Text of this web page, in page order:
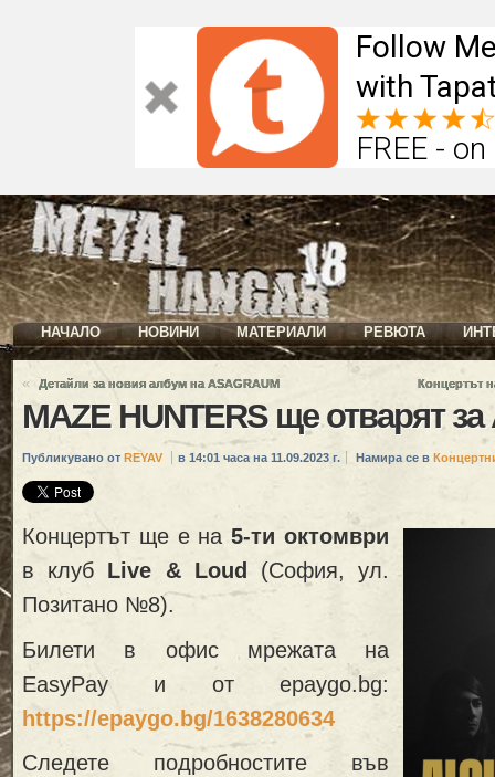
Follow
with
FREE -
НАЧАЛО НОВИНИ МАТЕРИАЛИ РЕВЮТА
« Детайли за новия албум на ASAGRAUM Концертът
MAZE HUNTERS ще отварят за
Публикувано от REYAV в 14:01 часа на 11.09.2023 г. Намира се в
Концертът ще е на 5-ти октомври
в клуб Live & Loud
(София, ул.
Позитано №8).
Билети в офис мрежата на
EasyPay и от epaygo.bg:
https://epaygo.bg/1638280634
Следете подробностите във